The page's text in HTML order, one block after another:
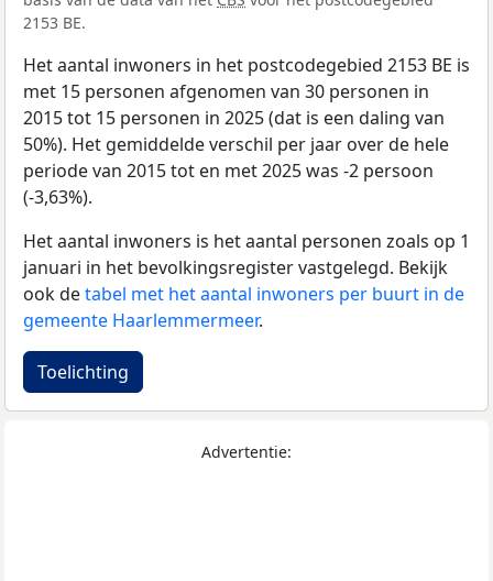
2153 BE.
Het aantal inwoners in het postcodegebied 2153 BE is
met 15 personen afgenomen van 30 personen in
2015 tot 15 personen in 2025 (dat is een daling van
50%). Het gemiddelde verschil per jaar over de hele
periode van 2015 tot en met 2025 was -2 persoon
(-3,63%).
Het aantal inwoners is het aantal personen zoals op 1
januari in het bevolkingsregister vastgelegd. Bekijk
ook detabel met het aantal inwoners per buurt in de
gemeente Haarlemmermeer.
Toelichting
Advertentie: